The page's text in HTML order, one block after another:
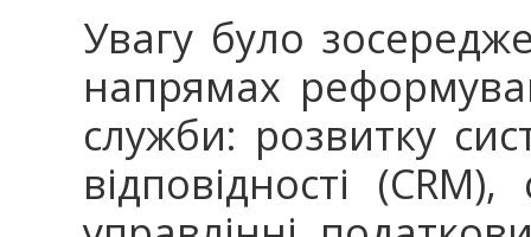
Увагу було
напрямах
служби: розвитку
відповідності